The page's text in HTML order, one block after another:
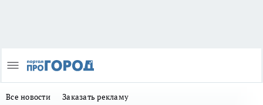
Все новости Заказать рекламу